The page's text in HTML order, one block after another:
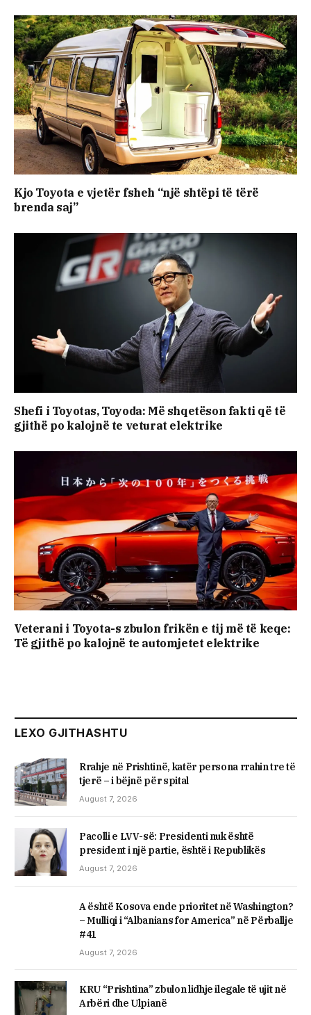
Kjo Toyota e vjetër fsheh “një shtëpi të tërë
brenda saj”
Shefi i Toyotas, Toyoda: Më shqetëson fakti që të
gjithë po kalojnë te veturat elektrike
Veterani i Toyota-s zbulon frikën e tij më të keqe:
Të gjithë po kalojnë te automjetet elektrike
LEXO GJITHASHTU
Rrahje në Prishtinë, katër persona rrahin tre të
tjerë – i bëjnë për spital
August 7, 2026
Pacolli e LVV-së: Presidenti nuk është
president i një partie, është i Republikës
August 7, 2026
A është Kosova ende prioritet në Washington?
– Mulliqi i “Albanians for America” në Përballje
#41
August 7, 2026
KRU “Prishtina” zbulon lidhje ilegale të ujit në
Arbëri dhe Ulpianë